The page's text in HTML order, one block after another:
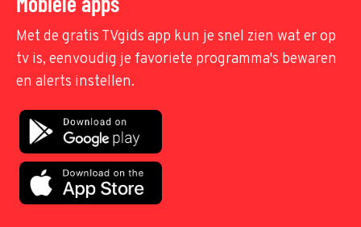
Met de gratis TVgids app kun je snel zien wat er op
tv is, eenvoudig je favoriete programma's bewaren
en alerts instellen.